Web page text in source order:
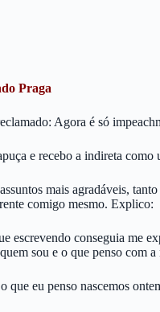
Praga
Agora é só
e recebo a indireta como
mais agradáveis,
comigo mesmo. Explico:
escrevendo conseguia me
sou e o que penso com
que eu penso nascemos